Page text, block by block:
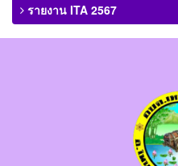
รายงาน ITA 2567